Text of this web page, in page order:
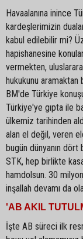
Havaalanına inince
kardeşlerimizin
kabul edilebilir mi?
hapishanesine
vermekten,
hukukunu aramaktan
BM'de Türkiye
Türkiye'ye gıpta ile
ülkemiz tarihinden
alan el değil, veren
bugün dünyanın dört
STK, hep birlikte
hamdolsun. 30
inşallah devamı da
'AB AKIL
İşte AB süreci ilk